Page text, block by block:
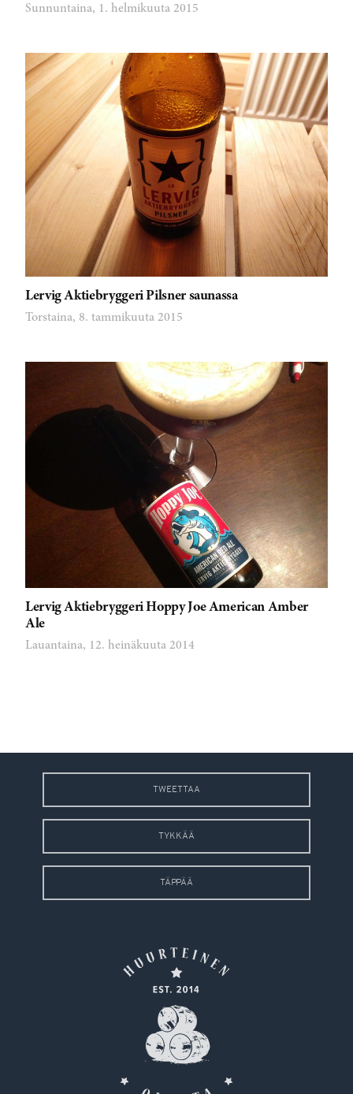
Sunnuntaina, 1. helmikuuta 2015
Lervig Aktiebryggeri Pilsner saunassa
Torstaina, 8. tammikuuta 2015
Lervig Aktiebryggeri Hoppy Joe American Amber
Ale
Lauantaina, 12. heinäkuuta 2014
TWEETTAA
TYKKÄÄ
TÄPPÄÄ